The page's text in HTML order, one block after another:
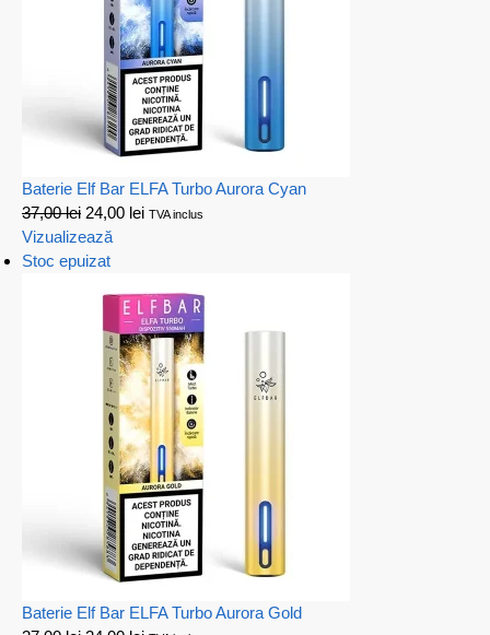
Baterie Elf Bar ELFA Turbo Aurora Cyan
37,00lei 24,00 lei TVA inclus
Vizualizează
Stoc epuizat
Baterie Elf Bar ELFA Turbo Aurora Gold